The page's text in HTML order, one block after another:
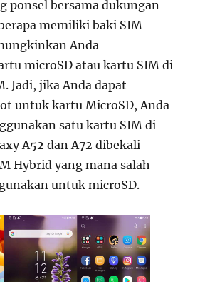
ponsel bersama dukungan
memiliki baki SIM
Anda
microSD atau kartu SIM di
Jadi, jika Anda dapat
untuk kartu MicroSD, Anda
satu kartu SIM di
A52 dan A72 dibekali
Hybrid yang mana salah
untuk microSD.